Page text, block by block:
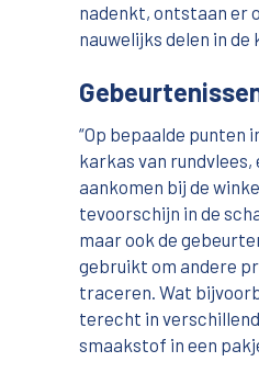
nadenkt, ontstaan er
nauwelijks delen in de
“Op bepaalde
karkas van
aankomen bij de
tevoorschijn in de
maar ook de
gebruikt om andere
traceren. Wat
terecht in
smaakstof in een